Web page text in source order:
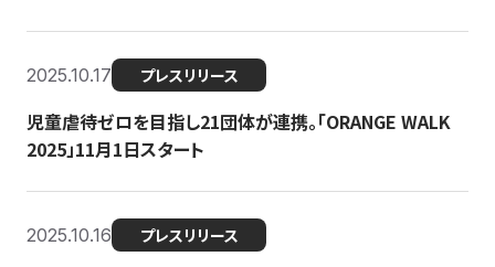
2025.10.17 プレスリリース
児童虐待ゼロを目指し21団体が連携。「ORANGE WALK
2025」11月1日スタート
2025.10.16 プレスリリース